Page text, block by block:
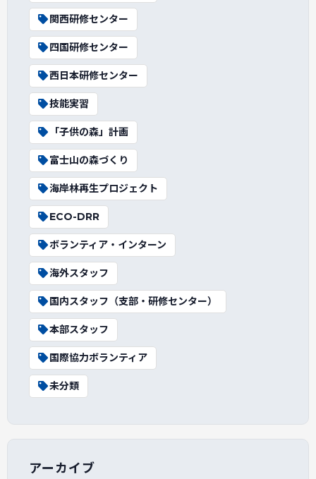
関西研修センター
四国研修センター
西日本研修センター
技能実習
「子供の森」計画
富士山の森づくり
海岸林再生プロジェクト
ECO-DRR
ボランティア・インターン
海外スタッフ
国内スタッフ（支部・研修センター）
本部スタッフ
国際協力ボランティア
未分類
アーカイブ